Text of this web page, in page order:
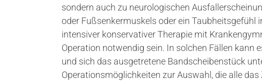
sondern auch zu neurologischen
oder Fußsenkermuskels oder ein Taubheitsgefühl
intensiver konservativer Therapie mit
Operation notwendig sein. In solchen Fällen kann
und sich das ausgetretene Bandscheibenstück
Operationsmöglichkeiten zur Auswahl, die alle